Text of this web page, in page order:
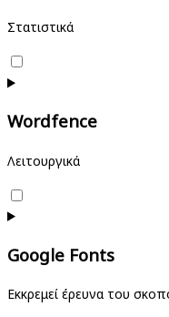
Στατιστικά
Consent
to
sourcebuster-
Wordfence
Λειτουργικά
Consent
to
wordfence
Google Fonts
Εκκρεμεί έρευνα του